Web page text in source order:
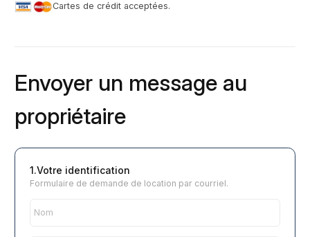
Envoyer un message au
propriétaire
Formulaire de demande de location par courriel.
1.Votre identification
Cartes de crédit acceptées.